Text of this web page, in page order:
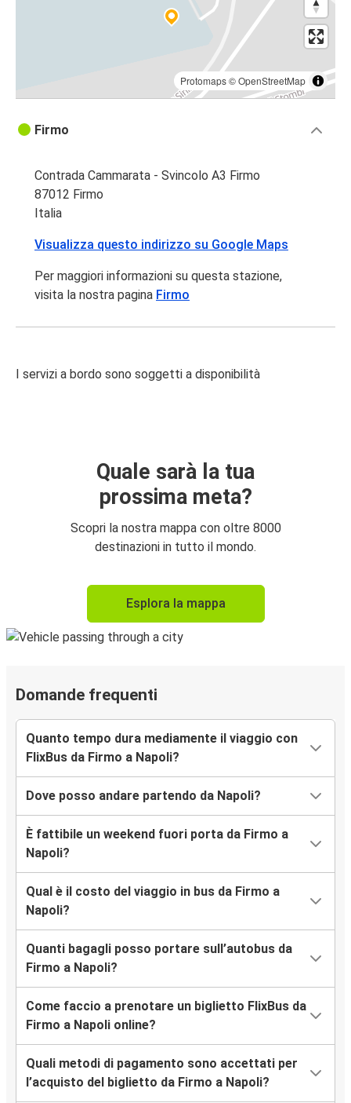
Protomaps©OpenStreetMap
Firmo
Contrada Cammarata - Svincolo A3 Firmo
87012 Firmo
Italia
Visualizza questo indirizzo su Google Maps
Per maggiori informazioni su questa stazione,
visita la nostra pagina Firmo
I servizi a bordo sono soggetti a disponibilità
Quale sarà la tua
prossima meta?
Scopri la nostra mappa con oltre 8000
destinazioni in tutto il mondo.
Esplora la mappa
Domande frequenti
Quanto tempo dura mediamente il viaggio con
FlixBus da Firmo a Napoli?
Dove posso andare partendo da Napoli?
È fattibile un weekend fuori porta da Firmo a
Napoli?
Qual è il costo del viaggio in bus da Firmo a
Napoli?
Quanti bagagli posso portare sull’autobus da
Firmo a Napoli?
Come faccio a prenotare un biglietto FlixBus da
Firmo a Napoli online?
Quali metodi di pagamento sono accettati per
l’acquisto del biglietto da Firmo a Napoli?